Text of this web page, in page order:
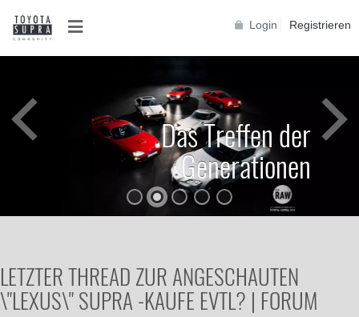
Login Registrieren
Das Treffen der
Generationen
LETZTER THREAD ZUR ANGESCHAUTEN
\"LEXUS\" SUPRA -KAUFE EVTL? | FORUM